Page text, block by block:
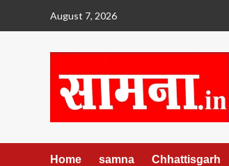
August 7, 2026
Home samna Chhattisgarh